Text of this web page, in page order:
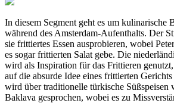
In diesem Segment geht es um kulinarische
während des Amsterdam-Aufenthalts. Der
sie frittiertes Essen ausprobieren, wobei
es sogar frittierten Salat gebe. Die
wird als Inspiration für das Frittieren
auf die absurde Idee eines frittierten
wird über traditionelle türkische Süßspeisen
Baklava gesprochen, wobei es zu